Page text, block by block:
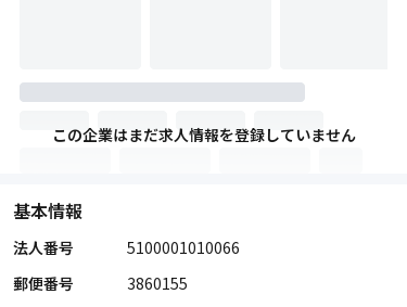
この企業はまだ求人情報を登録していません
基本情報
法人番号
5100001010066
郵便番号
3860155